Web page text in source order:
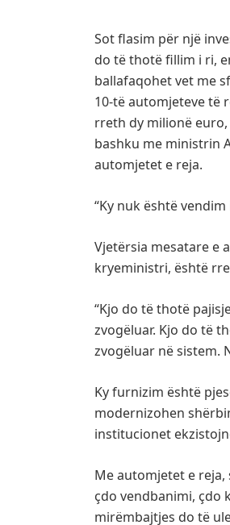
Sot flasim për një
do të thotë fillim i ri,
ballafaqohet vet me
10-të automjeteve të
rreth dy milionë
bashku me ministrin
automjetet e reja.
“Ky nuk është
Vjetërsia mesatare e
kryeministri, është
“Kjo do të thotë
zvogëluar. Kjo do të
zvogëluar në sistem.
Ky furnizim është
modernizohen
institucionet
Me automjetet e reja,
çdo vendbanimi, çdo
mirëmbajtjes do të